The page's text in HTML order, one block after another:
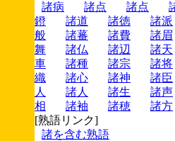
諸病
諸点 諸点
鐙
諸道 諸徳 諸派
般
諸蕃 諸費 諸眉
舞
諸仏 諸辺 諸天
車
諸種 諸宗 諸将
織
諸心 諸神 諸臣
人
諸人 諸生 諸声
相
諸袖 諸穂 諸方
[熟語リンク]
諸を含む熟語